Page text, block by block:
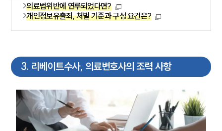
의료법위반에 연루되었다면?
개인정보유출죄, 처벌 기준과 구성 요건은?
3. 리베이트수사, 의료변호사의 조력 사항